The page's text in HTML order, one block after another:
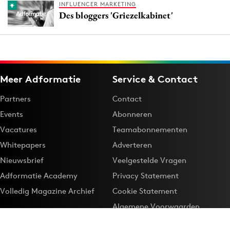
INFLUENCER MARKETING
Des bloggers 'Griezelkabinet'
Meer Adformatie
Partners
Events
Vacatures
Whitepapers
Nieuwsbrief
Adformatie Academy
Volledig Magazine Archief
Service & Contact
Contact
Abonneren
Teamabonnementen
Adverteren
Veelgestelde Vragen
Privacy Statement
Cookie Statement
Algemene Voorwaarden